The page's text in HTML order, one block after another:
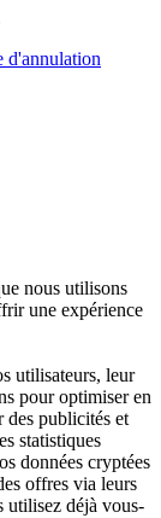
d'annulation
nous utilisons
une expérience
utilisateurs, leur
pour optimiser en
des publicités et
statistiques
données cryptées
offres via leurs
utilisez déjà vous-